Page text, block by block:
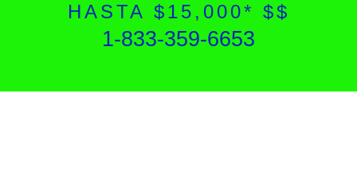
HASTA $15,000* $$
1-833-359-6653